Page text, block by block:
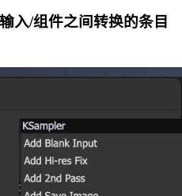
入/组件之间转换的条目